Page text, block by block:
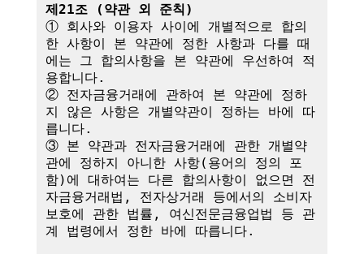
제21조 (약관 외 준칙)
① 회사와 이용자 사이에 개별적으로 합의
한 사항이 본 약관에 정한 사항과 다를 때
에는 그 합의사항을 본 약관에 우선하여 적
용합니다.
② 전자금융거래에 관하여 본 약관에 정하
지 않은 사항은 개별약관이 정하는 바에 따
릅니다.
③ 본 약관과 전자금융거래에 관한 개별약
관에 정하지 아니한 사항(용어의 정의 포
함)에 대하여는 다른 합의사항이 없으면 전
자금융거래법, 전자상거래 등에서의 소비자
보호에 관한 법률, 여신전문금융업법 등 관
계 법령에서 정한 바에 따릅니다.